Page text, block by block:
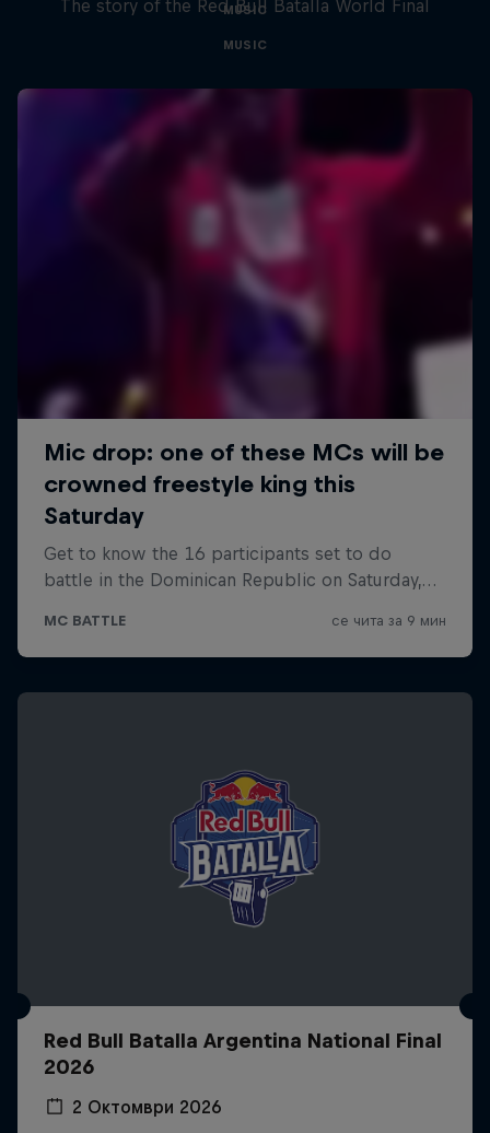
MUSIC
The story of the Red Bull Batalla World Final
MUSIC
Red Bull Batalla Argentina National Final
2026
2 Октомври 2026